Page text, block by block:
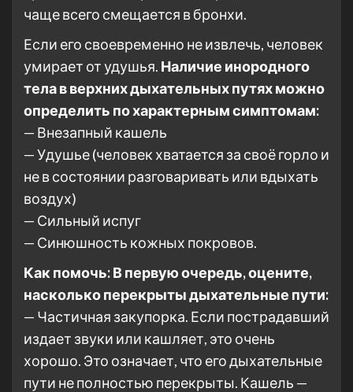
чаще всего смещается в бронхи.
Если его своевременно не извлечь, человек
умирает от удушья. Наличие инородного
тела в верхних дыхательных путях можно
определить по характерным симптомам:
— Внезапный кашель
— Удушье (человек хватается за своё горло и
не в состоянии разговаривать или вдыхать
воздух)
— Сильный испуг
— Синюшность кожных покровов.
Как помочь:В первую очередь, оцените,
насколько перекрыты дыхательные пути:
— Частичная закупорка. Если пострадавший
издает звуки или кашляет, это очень
хорошо. Это означает, что его дыхательные
пути не полностью перекрыты. Кашель —